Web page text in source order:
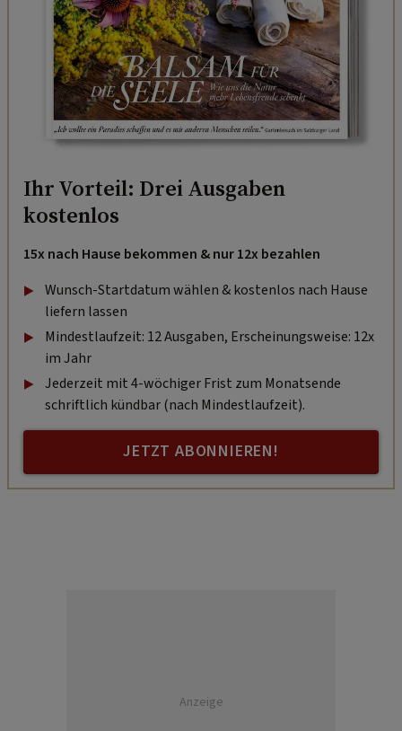
Ihr Vorteil: Drei Ausgaben
kostenlos
15x nach Hause bekommen & nur 12x bezahlen
Wunsch-Startdatum wählen & kostenlos nach Hause
liefern lassen
Mindestlaufzeit: 12 Ausgaben, Erscheinungsweise: 12x
im Jahr
Jederzeit mit 4-wöchiger Frist zum Monatsende
schriftlich kündbar (nach Mindestlaufzeit).
JETZT ABONNIEREN!
Anzeige